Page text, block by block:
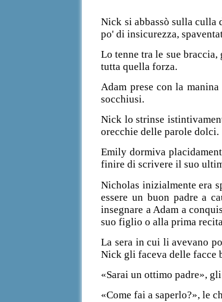
Nick si abbassò sulla culla
po' di insicurezza,
Lo tenne tra le sue
tutta quella forza.
Adam prese con la
socchiusi.
Nick lo strinse
orecchie delle parole dolci.
Emily dormiva
finire di scrivere il suo
Nicholas inizialmente era
essere un buon padre a
insegnare a Adam a
suo figlio o alla prima
La sera in cui li avevano
Nick gli faceva delle facce
«Sarai un ottimo padre»,
«Come fai a saperlo?», le